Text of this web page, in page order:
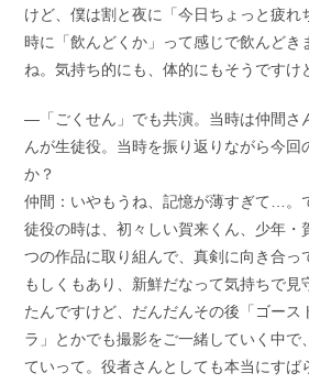
けど、僕は割と夜に「今日ちょっと疲れ
時に「飲んどくか」って感じで飲んどき
ね。気持ち的にも、体的にもそうですけ
―「ごくせん」でも共演。当時は仲間さ
んが生徒役。当時を振り返りながら今回
か？
仲間：いやもうね、記憶が薄すぎて…。
徒役の時は、初々しい賀来くん、少年・
つの作品に取り組んで、真剣に向き合っ
もしくもあり、新鮮だなって気持ちで見
たんですけど、だんだんその後「ゴース
ラ」とかでも撮影をご一緒していく中で
ていって。役者さんとしても本当にすば